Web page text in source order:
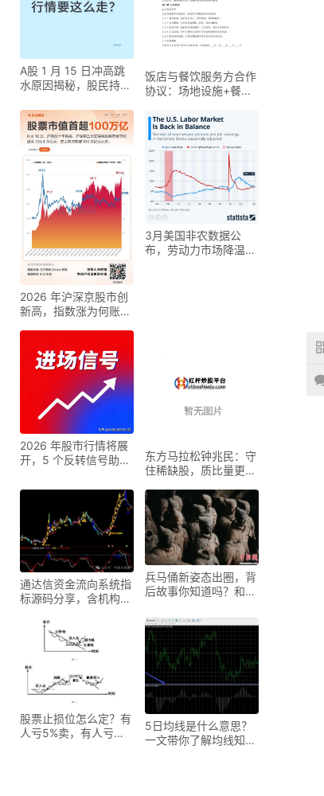
A股 1 月 15 日冲高跳
水原因揭秘，股民持仓
饭店与餐饮服务方合作
协议：场地设施+餐饮
2026 年沪深京股市创
新高，指数涨为何账户
3月美国非农数据公
布，劳动力市场降温但
2026 年股市行情将展
开，5 个反转信号助你
东方马拉松钟兆民：守
住稀缺股，质比量更重
通达信资金流向系统指
标源码分享，含机构等
兵马俑新姿态出圈，背
后故事你知道吗？和打
股票止损位怎么定？有
人亏5%卖，有人亏
5日均线是什么意思？
一文带你了解均线知识